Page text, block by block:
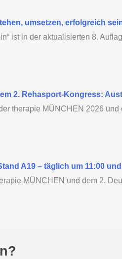
umsetzen, erfolgreich
ist in der aktualisierten 8.
2. Rehasport-Kongress:
therapie MÜNCHEN 2026
A19 – täglich um 11:00
MÜNCHEN und dem 2.